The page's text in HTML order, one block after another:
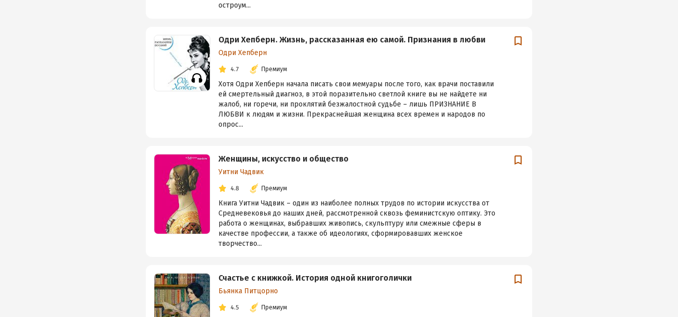
остроум...
Одри Хепберн. Жизнь, рассказанная ею самой. Признания в любви
Одри Хепберн
4.7 Премиум
Хотя Одри Хепберн начала писать свои мемуары после того, как врачи поставили
ей смертельный диагноз, в этой поразительно светлой книге вы не найдете ни
жалоб, ни горечи, ни проклятий безжалостной судьбе – лишь ПРИЗНАНИЕ В
ЛЮБВИ к людям и жизни. Прекраснейшая женщина всех времен и народов по
опрос...
Женщины, искусство и общество
Уитни Чадвик
4.8 Премиум
Книга Уитни Чадвик – один из наиболее полных трудов по истории искусства от
Средневековья до наших дней, рассмотренной сквозь феминистскую оптику. Это
работа о женщинах, выбравших живопись, скульптуру или смежные сферы в
качестве профессии, а также об идеологиях, сформировавших женское
творчество...
Счастье с книжкой. История одной книгоголички
Бьянка Питцорно
4.5 Премиум